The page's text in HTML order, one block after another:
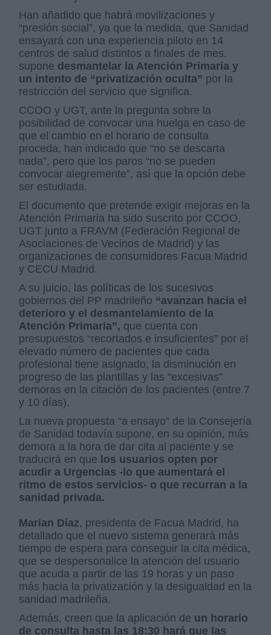
Han añadido que habrá movilizaciones y
“presión social”, ya que la medida, que Sanidad
ensayará con una experiencia piloto en 14
centros de salud distintos a finales de mes,
supone desmantelar la Atención Primaria y
un intento de “privatización oculta” por la
restricción del servicio que significa.
CCOO y UGT, ante la pregunta sobre la
posibilidad de convocar una huelga en caso de
que el cambio en el horario de consulta
proceda, han indicado que “no se descarta
nada”, pero que los paros “no se pueden
convocar alegremente”, así que la opción debe
ser estudiada.
El documento que pretende exigir mejoras en la
Atención Primaria ha sido suscrito por CCOO,
UGT junto a FRAVM (Federación Regional de
Asociaciones de Vecinos de Madrid) y las
organizaciones de consumidores Facua Madrid
y CECU Madrid.
A su juicio, las políticas de los sucesivos
gobiernos del PP madrileño “avanzan hacia el
deterioro y el desmantelamiento de la
Atención Primaria”, que cuenta con
presupuestos “recortados e insuficientes” por el
elevado número de pacientes que cada
profesional tiene asignado, la disminución en
progreso de las plantillas y las “excesivas”
demoras en la citación de los pacientes (entre 7
y 10 días).
La nueva propuesta “a ensayo” de la Consejería
de Sanidad todavía supone, en su opinión, más
demora a la hora de dar cita al paciente y se
traducirá en que los usuarios opten por
acudir a Urgencias -lo que aumentará el
ritmo de estos servicios- o que recurran a la
sanidad privada.
Marian Díaz, presidenta de Facua Madrid, ha
detallado que el nuevo sistema generará más
tiempo de espera para conseguir la cita médica,
que se despersonalice la atención del usuario
que acuda a partir de las 19 horas y un paso
más hacia la privatización y la desigualdad en la
sanidad madrileña.
Además, creen que la aplicación de un horario
de consulta hasta las 18:30 hará que las